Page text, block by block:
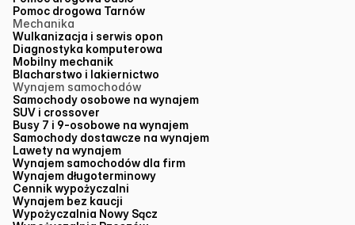
Pomoc drogowa Tarnów
Mechanika
Wulkanizacja i serwis opon
Diagnostyka komputerowa
Mobilny mechanik
Blacharstwo i lakiernictwo
Wynajem samochodów
Samochody osobowe na wynajem
SUV i crossover
Busy 7 i 9-osobowe na wynajem
Samochody dostawcze na wynajem
Lawety na wynajem
Wynajem samochodów dla firm
Wynajem długoterminowy
Cennik wypożyczalni
Wynajem bez kaucji
Wypożyczalnia Nowy Sącz